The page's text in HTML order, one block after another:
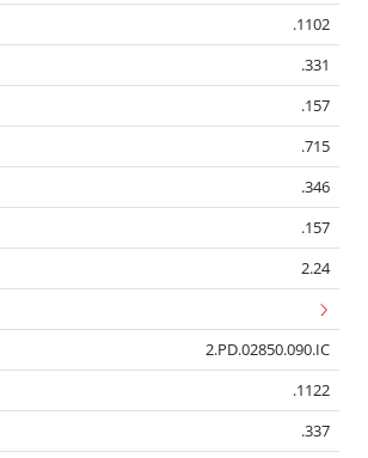
.1102
.331
.157
.715
.346
.157
2.24
2.PD.02850.090.IC
.1122
.337